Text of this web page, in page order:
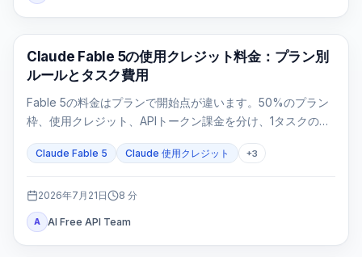
Claude Code
Claude Fable 5の使用クレジット料金：プラン別
ルールとタスク費用
Fable 5の料金はプランで開始点が違います。50%のプラン
枠、使用クレジット、APIトークン課金を分け、1タスクの費
Claude Fable 5 Claude 使用クレジット +3
2026年7月21日 8 分
A AI Free API Team